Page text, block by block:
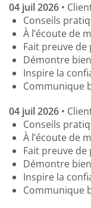
04 juil 2026 •
Conseils
À l’écoute de
Fait preuve
Démontre
Inspire la
Communique
04 juil 2026 •
Conseils
À l’écoute de
Fait preuve
Démontre
Inspire la
Communique